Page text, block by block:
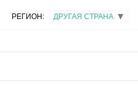
РЕГИОН: